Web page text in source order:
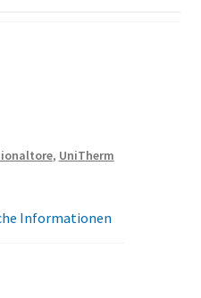
, UniTherm
Informationen